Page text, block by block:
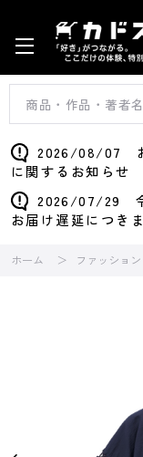
2026/08/07 お
に関するお知らせ
2026/07/29 令
お届け遅延につき
ホーム ファッション